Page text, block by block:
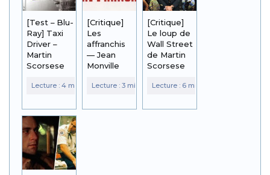
[Test – Blu-
Ray] Taxi
Driver –
Martin
Scorsese
[Critique]
Les
affranchis
— Jean
Monville
[Critique]
Le loup de
Wall Street
de Martin
Scorsese